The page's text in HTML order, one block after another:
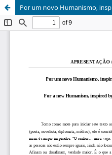
Por um novo Humanismo,